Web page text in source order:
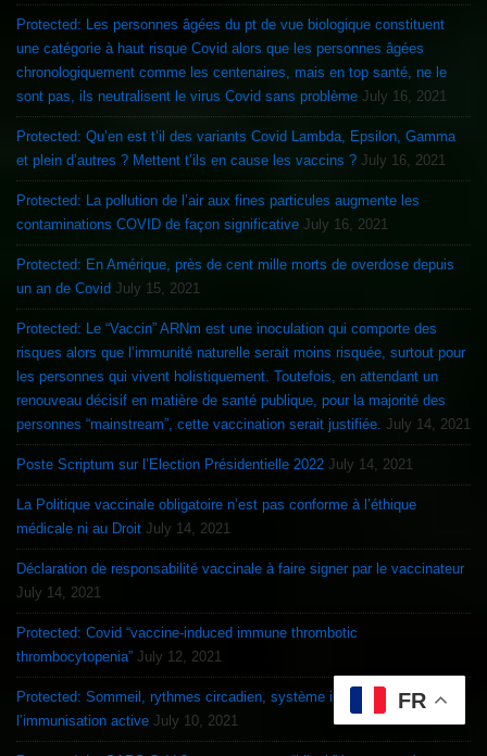
Protected: Les personnes âgées du pt de vue biologique constituent
une catégorie à haut risque Covid alors que les personnes âgées
chronologiquement comme les centenaires, mais en top santé, ne le
sont pas, ils neutralisent le virus Covid sans problème July 16, 2021
Protected: Qu’en est t’il des variants Covid Lambda, Epsilon, Gamma
et plein d’autres ? Mettent t’ils en cause les vaccins ? July 16, 2021
Protected: La pollution de l’air aux fines particules augmente les
contaminations COVID de façon significative July 16, 2021
Protected: En Amérique, près de cent mille morts de overdose depuis
un an de Covid July 15, 2021
Protected: Le “Vaccin” ARNm est une inoculation qui comporte des
risques alors que l’immunité naturelle serait moins risquée, surtout pour
les personnes qui vivent holistiquement. Toutefois, en attendant un
renouveau décisif en matière de santé publique, pour la majorité des
personnes “mainstream”, cette vaccination serait justifiée. July 14, 2021
Poste Scriptum sur l’Election Présidentielle 2022 July 14, 2021
La Politique vaccinale obligatoire n’est pas conforme à l’éthique
médicale ni au Droit July 14, 2021
Déclaration de responsabilité vaccinale à faire signer par le vaccinateur
July 14, 2021
Protected: Covid “vaccine-induced immune thrombotic
thrombocytopenia” July 12, 2021
Protected: Sommeil, rythmes circadien, système immunitaire et
l’immunisation active July 10, 2021
FR